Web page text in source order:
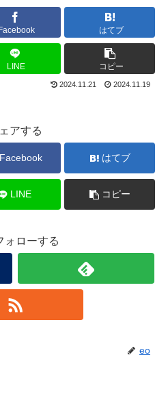
はてブ
LINE コピー
2024.11.21 2024.11.19
アする
Facebook はてブ
LINE コピー
ォローする
eo